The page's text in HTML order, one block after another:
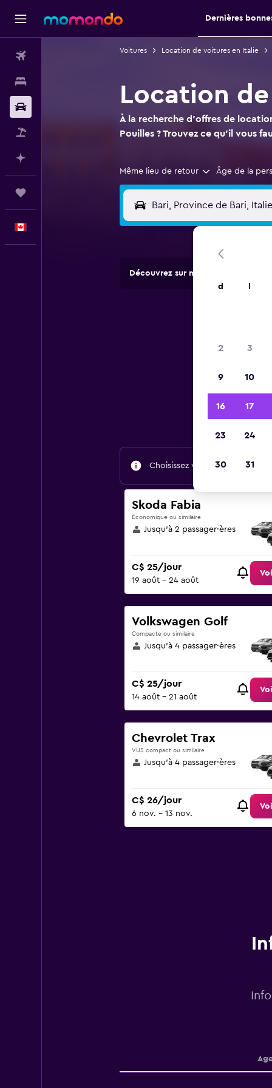
Dernières
Voitures Location de voitures en Italie
Location
À la recherche d'offres de
Pouilles ? Trouvez ce qu'il vous
Même lieu de retour Âge de la
Découvrez sur momondo des
Choisissez vos dates de
Skoda Fabia
Économique ou similaire
Jusqu’à 2 passager·ères
C$ 25/jour
19 août - 24 août
Volkswagen Golf
Compacte ou similaire
Jusqu’à 4 passager·ères
C$ 25/jour
14 août - 21 août
Chevrolet Trax
VUS compact ou similaire
Jusqu’à 4 passager·ères
C$ 26/jour
6 nov. - 13 nov.
d
2 3
9 10
16 17
23 24
30 31